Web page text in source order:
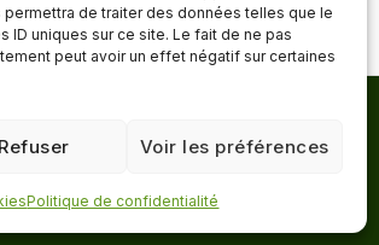
de traiter des données telles que le
ID uniques sur ce site. Le fait de ne pas
peut avoir un effet négatif sur certaines
Refuser Voir les préférences
Politique de confidentialité
Confidentialité